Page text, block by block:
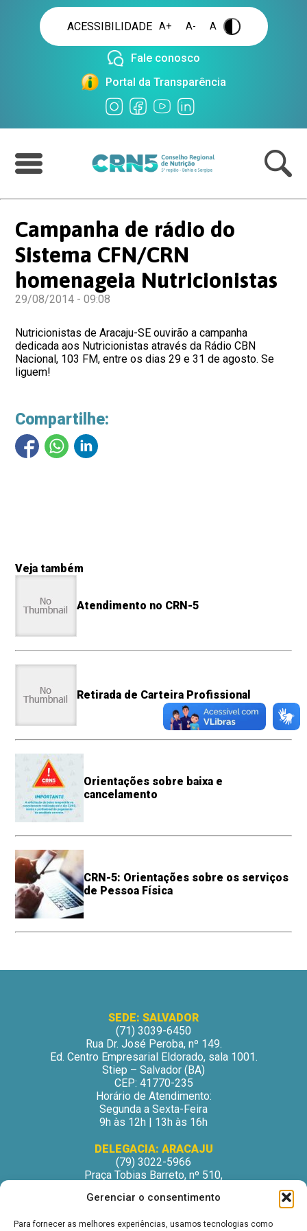
Gerenciar o consentimento
Para fornecer as melhores experiências, usamos tecnologias como
ACESSIBILIDADE A+ A- A .
Fale conosco
Portal da Transparência
Campanha de rádio do
Sistema CFN/CRN
homenageia Nutricionistas
29/08/2014 - 09:08
Nutricionistas de Aracaju-SE ouvirão a campanha
dedicada aos Nutricionistas através da Rádio CBN
Nacional, 103 FM, entre os dias 29 e 31 de agosto. Se
liguem!
Compartilhe:
Veja também
Atendimento no CRN-5
Retirada de Carteira Profissional
Orientações sobre baixa e
cancelamento
CRN-5: Orientações sobre os serviços
de Pessoa Física
SEDE: SALVADOR
(71) 3039-6450
Rua Dr. José Peroba, nº 149.
Ed. Centro Empresarial Eldorado, sala 1001.
Stiep – Salvador (BA)
CEP: 41770-235
Horário de Atendimento:
Segunda a Sexta-Feira
9h às 12h | 13h às 16h
DELEGACIA: ARACAJU
(79) 3022-5966
Praça Tobias Barreto, nº 510,
São José – Aracaju/SE
Horário de Atendimento: